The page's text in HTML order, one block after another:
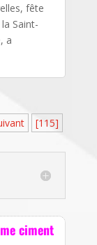
fête
Saint-
a
[115]
ciment